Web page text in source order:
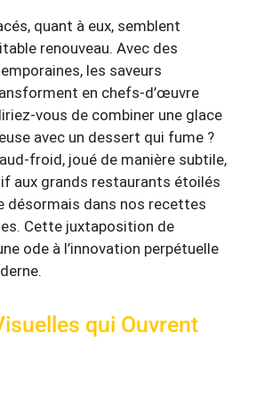
quant à eux, semblent
renouveau. Avec des
les saveurs
en chefs-d’œuvre
vous de combiner une glace
avec un dessert qui fume ?
froid, joué de manière subtile,
aux grands restaurants étoilés
désormais dans nos recettes
Cette juxtaposition de
ode à l’innovation perpétuelle
qui Ouvrent